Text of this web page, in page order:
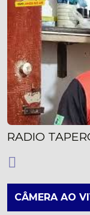
CÂMERA AO